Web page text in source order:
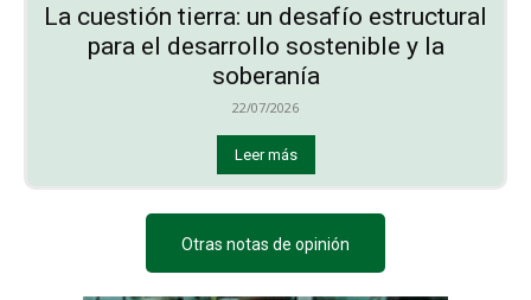
La cuestión tierra: un desafío estructural
para el desarrollo sostenible y la
soberanía
22/07/2026
Leer más
Otras notas de opinión